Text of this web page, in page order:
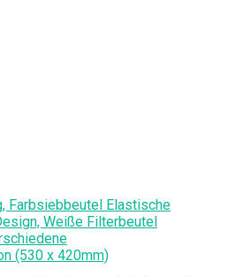
Farbsiebbeutel Elastische
Weiße Filterbeutel
(530 x 420mm)